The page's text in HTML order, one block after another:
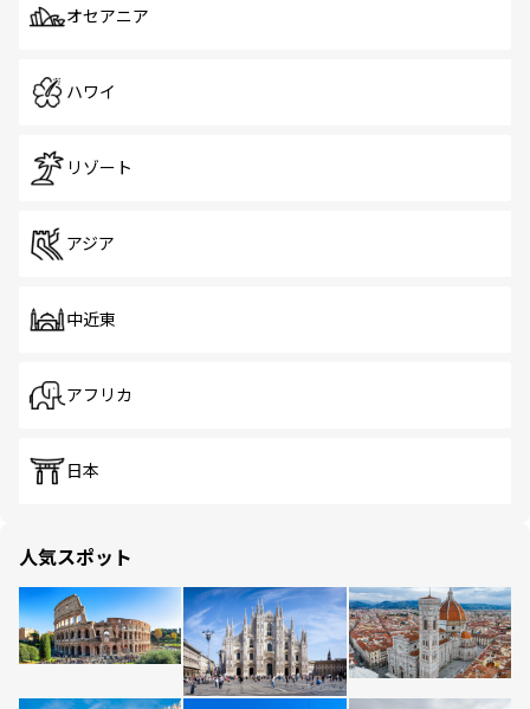
オセアニア
ハワイ
リゾート
アジア
中近東
アフリカ
日本
人気スポット